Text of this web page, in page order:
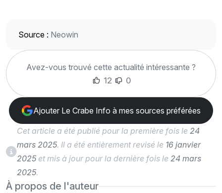
Source : Neowin
Avez-vous trouvé cette actualité intéressante ?
12
0
Ajouter Le Crabe Info à mes sources préférées
Cet article a été publié pour la première fois le 24
mars 2025. Il a été entièrement revisé le 16 janvier
2025 et mis à jour pour la dernière fois le 24 mars
2025.
À propos de l'auteur